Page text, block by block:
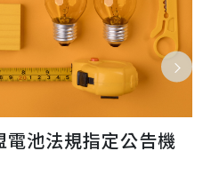
池法規指定公告機